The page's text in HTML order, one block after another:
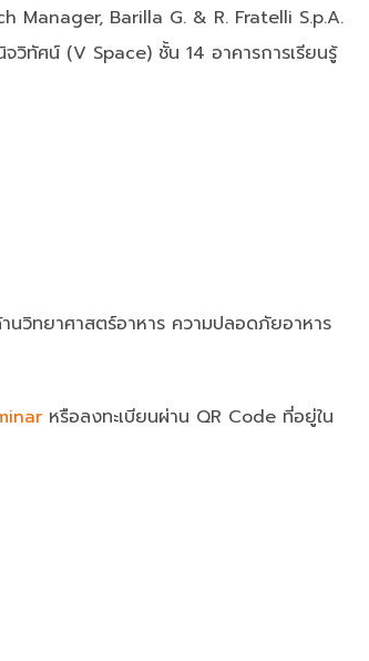
Manager, Barilla G. & R. Fratelli S.p.A.
ทัศน์ (V Space) ชั้น 14 อาคารการเรียนรู้
นวิทยาศาสตร์อาหาร ความปลอดภัยอาหาร
หรือลงทะเบียนผ่าน QR Code ที่อยู่ใน